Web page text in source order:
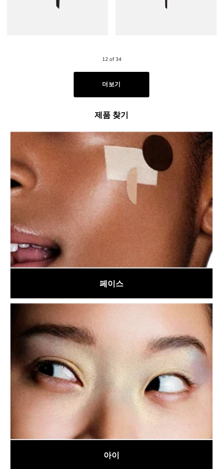
12 of 34
더보기
제품 찾기
페이스
아이